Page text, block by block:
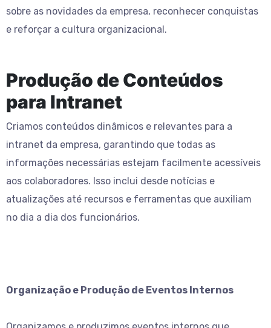
sobre as novidades da empresa, reconhecer conquistas
e reforçar a cultura organizacional.
Produção de Conteúdos
para Intranet
Criamos conteúdos dinâmicos e relevantes para a
intranet da empresa, garantindo que todas as
informações necessárias estejam facilmente acessíveis
aos colaboradores. Isso inclui desde notícias e
atualizações até recursos e ferramentas que auxiliam
no dia a dia dos funcionários.
Organização e Produção de Eventos Internos